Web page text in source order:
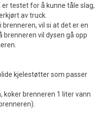
er testet for å kunne tåle slag,
av truck.
vil si at det er en
brenneren vil dysen gå opp
kjelestøtter som passer
koker brenneren 1 liter vann